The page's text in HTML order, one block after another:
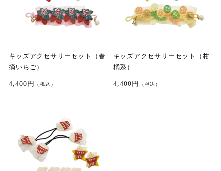
キッズアクセサリーセット（春
摘いちご）
4,400円 （税込）
キッズアクセサリーセット（柑
橘系）
4,400円 （税込）